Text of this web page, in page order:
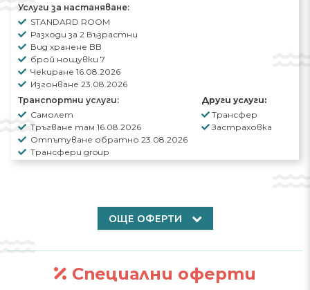
Услуги за настаняване:
STANDARD ROOM
Разходи за 2 Възрастни
Вид хранене BB
брой нощувки 7
Чекиране 16.08.2026
Изгонване 23.08.2026
Други услуги:
Трансфер
Застраховка
Транспортни услуги:
Самолет
Тръгване там 16.08.2026
Отпътуване обратно 23.08.2026
Трансфери group
ОЩЕ ОФЕРТИ
Специални оферти